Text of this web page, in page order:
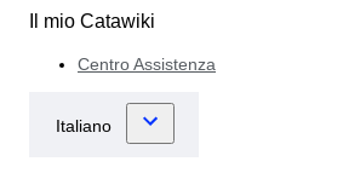
Il mio Catawiki
Centro Assistenza